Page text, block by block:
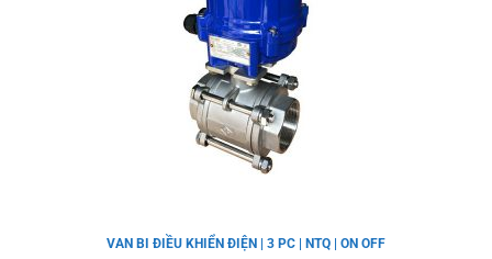
VAN BI ĐIỀU KHIỂN ĐIỆN | 3 PC | NTQ | ON OFF